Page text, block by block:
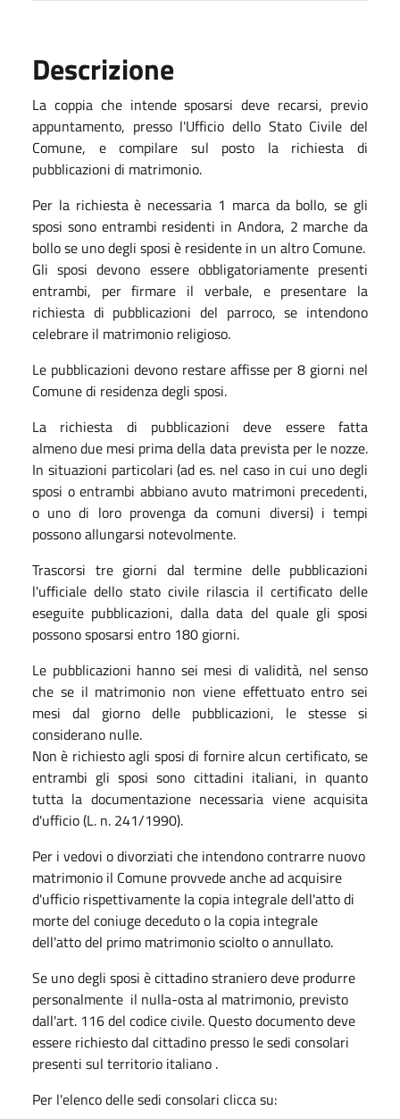
Descrizione
La coppia che intende sposarsi deve recarsi, previo
appuntamento, presso l'Ufficio dello Stato Civile del
Comune, e compilare sul posto la richiesta di
pubblicazioni di matrimonio.
Per la richiesta è necessaria 1 marca da bollo, se gli
sposi sono entrambi residenti in Andora, 2 marche da
bollo se uno degli sposi è residente in un altro Comune.
Gli sposi devono essere obbligatoriamente presenti
entrambi, per firmare il verbale, e presentare la
richiesta di pubblicazioni del parroco, se intendono
celebrare il matrimonio religioso.
Le pubblicazioni devono restare affisse per 8 giorni nel
Comune di residenza degli sposi.
La richiesta di pubblicazioni deve essere fatta
almeno due mesi prima della data prevista per le nozze.
In situazioni particolari (ad es. nel caso in cui uno degli
sposi o entrambi abbiano avuto matrimoni precedenti,
o uno di loro provenga da comuni diversi) i tempi
possono allungarsi notevolmente.
Trascorsi tre giorni dal termine delle pubblicazioni
l'ufficiale dello stato civile rilascia il certificato delle
eseguite pubblicazioni, dalla data del quale gli sposi
possono sposarsi entro 180 giorni.
Le pubblicazioni hanno sei mesi di validità, nel senso
che se il matrimonio non viene effettuato entro sei
mesi dal giorno delle pubblicazioni, le stesse si
considerano nulle.
Non è richiesto agli sposi di fornire alcun certificato, se
entrambi gli sposi sono cittadini italiani, in quanto
tutta la documentazione necessaria viene acquisita
d'ufficio (L. n. 241/1990).
Per i vedovi o divorziati che intendono contrarre nuovo
matrimonio il Comune provvede anche ad acquisire
d'ufficio rispettivamente la copia integrale dell'atto di
morte del coniuge deceduto o la copia integrale
dell'atto del primo matrimonio sciolto o annullato.
Se uno degli sposi è cittadino straniero deve produrre
personalmente il nulla-osta al matrimonio, previsto
dall'art. 116 del codice civile. Questo documento deve
essere richiesto dal cittadino presso le sedi consolari
presenti sul territorio italiano .
Per l'elenco delle sedi consolari clicca su: